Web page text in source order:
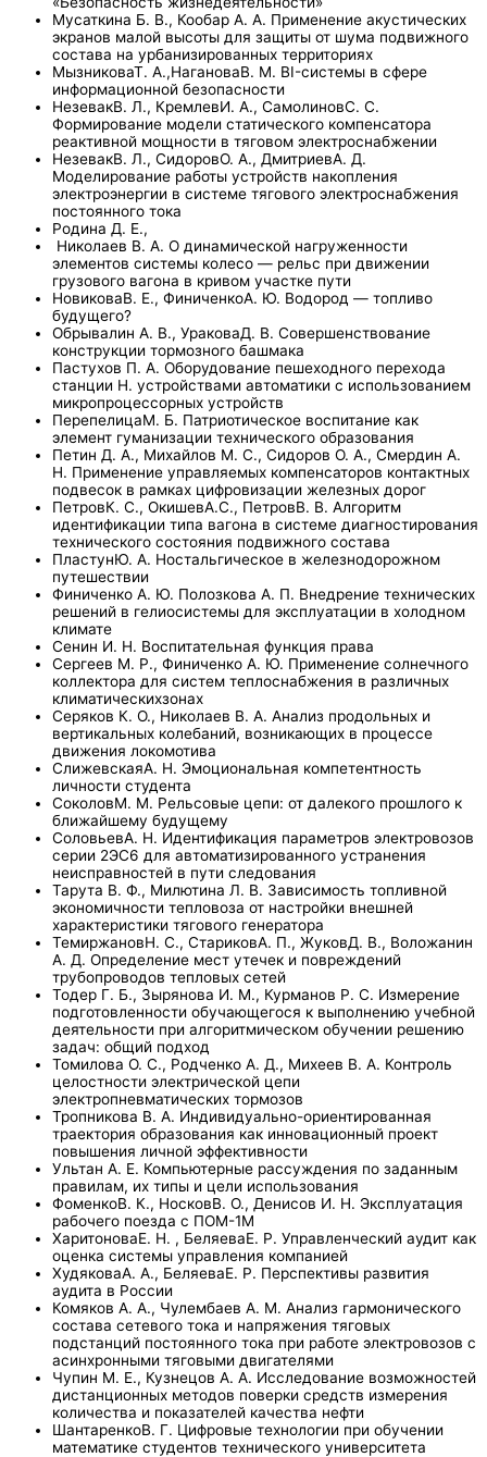
Мусаткина Б. В., Кообар А. А. Применение акустических
экранов малой высоты для защиты от шума подвижного
состава на урбанизированных территориях
МызниковаТ. А.,НагановаВ. М. BI-системы в сфере
информационной безопасности
НезевакВ. Л., КремлевИ. А., СамолиновС. С.
Формирование модели статического компенсатора
реактивной мощности в тяговом электроснабжении
НезевакВ. Л., СидоровО. А., ДмитриевА. Д.
Моделирование работы устройств накопления
электроэнергии в системе тягового электроснабжения
постоянного тока
Родина Д. Е.,
Николаев В. А. О динамической нагруженности
элементов системы колесо — рельс при движении
грузового вагона в кривом участке пути
НовиковаВ. Е., ФиниченкоА. Ю. Водород — топливо
будущего?
Обрывалин А. В., УраковаД. В. Совершенствование
конструкции тормозного башмака
Пастухов П. А. Оборудование пешеходного перехода
станции Н. устройствами автоматики с использованием
микропроцессорных устройств
ПерепелицаМ. Б. Патриотическое воспитание как
элемент гуманизации технического образования
Петин Д. А., Михайлов М. С., Сидоров О. А., Смердин А.
Н. Применение управляемых компенсаторов контактных
подвесок в рамках цифровизации железных дорог
ПетровК. С., ОкишевА.С., ПетровВ. В. Алгоритм
идентификации типа вагона в системе диагностирования
технического состояния подвижного состава
ПластунЮ. А. Ностальгическое в железнодорожном
путешествии
Финиченко А. Ю. Полозкова А. П. Внедрение технических
решений в гелиосистемы для эксплуатации в холодном
климате
Сенин И. Н. Воспитательная функция права
Сергеев М. Р., Финиченко А. Ю. Применение солнечного
коллектора для систем теплоснабжения в различных
климатическихзонах
Серяков К. О., Николаев В. А. Анализ продольных и
вертикальных колебаний, возникающих в процессе
движения локомотива
СлижевскаяА. Н. Эмоциональная компетентность
личности студента
СоколовМ. М. Рельсовые цепи: от далекого прошлого к
ближайшему будущему
СоловьевА. Н. Идентификация параметров электровозов
серии 2ЭС6 для автоматизированного устранения
неисправностей в пути следования
Тарута В. Ф., Милютина Л. В. Зависимость топливной
экономичности тепловоза от настройки внешней
характеристики тягового генератора
ТемиржановН. С., СтариковА. П., ЖуковД. В., Воложанин
А. Д. Определение мест утечек и повреждений
трубопроводов тепловых сетей
Тодер Г. Б., Зырянова И. М., Курманов Р. С. Измерение
подготовленности обучающегося к выполнению учебной
деятельности при алгоритмическом обучении решению
задач: общий подход
Томилова О. С., Родченко А. Д., Михеев В. А. Контроль
целостности электрической цепи
электропневматических тормозов
Тропникова В. А. Индивидуально-ориентированная
траектория образования как инновационный проект
повышения личной эффективности
Ультан А. Е. Компьютерные рассуждения по заданным
правилам, их типы и цели использования
ФоменкоВ. К., НосковВ. О., Денисов И. Н. Эксплуатация
рабочего поезда с ПОМ-1М
ХаритоноваЕ. Н. , БеляеваЕ. Р. Управленческий аудит как
оценка системы управления компанией
ХудяковаА. А., БеляеваЕ. Р. Перспективы развития
аудита в России
Комяков А. А., Чулембаев А. М. Анализ гармонического
состава сетевого тока и напряжения тяговых
подстанций постоянного тока при работе электровозов с
асинхронными тяговыми двигателями
Чупин М. Е., Кузнецов А. А. Исследование возможностей
дистанционных методов поверки средств измерения
количества и показателей качества нефти
ШантаренкоВ. Г. Цифровые технологии при обучении
математике студентов технического университета